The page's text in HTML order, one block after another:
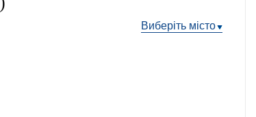
Виберіть місто